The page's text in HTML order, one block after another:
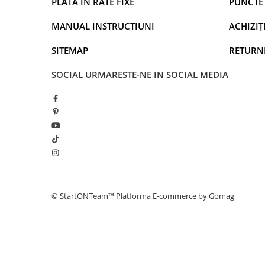
Evenimente sportive – Incurajeaza echipa ta preferata si
Petreceri in aer liber – Asigura-te ca toata lumea poate
Comunicare in familie – Transmite rapid informatii
Accesorii pentru antrenori si arbitri – Ideal pentru
MANUAL INSTRUCTIUNI
SITEMAP
SOCIAL URMARESTE-NE IN SOCIAL MEDIA
© StartONTeam™ Platforma E-commerce by Gomag